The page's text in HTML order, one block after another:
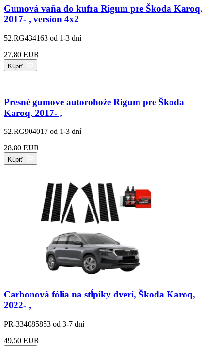
Gumová vaňa do kufra Rigum pre Škoda Karoq,
2017- , version 4x2
52.RG434163 od 1-3 dní
27,80 EUR
Kúpiť
Presné gumové autorohože Rigum pre Škoda
Karoq, 2017- ,
52.RG904017 od 1-3 dní
28,80 EUR
Kúpiť
Carbonová fólia na stĺpiky dverí, Škoda Karoq,
2022- ,
PR-334085853 od 3-7 dní
49,50 EUR